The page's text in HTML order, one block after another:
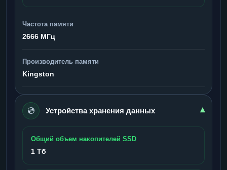
Частота памяти
2666 МГц
Производитель памяти
Kingston
💿 Устройства хранения данных ▾
Общий объем накопителей SSD
1 Тб